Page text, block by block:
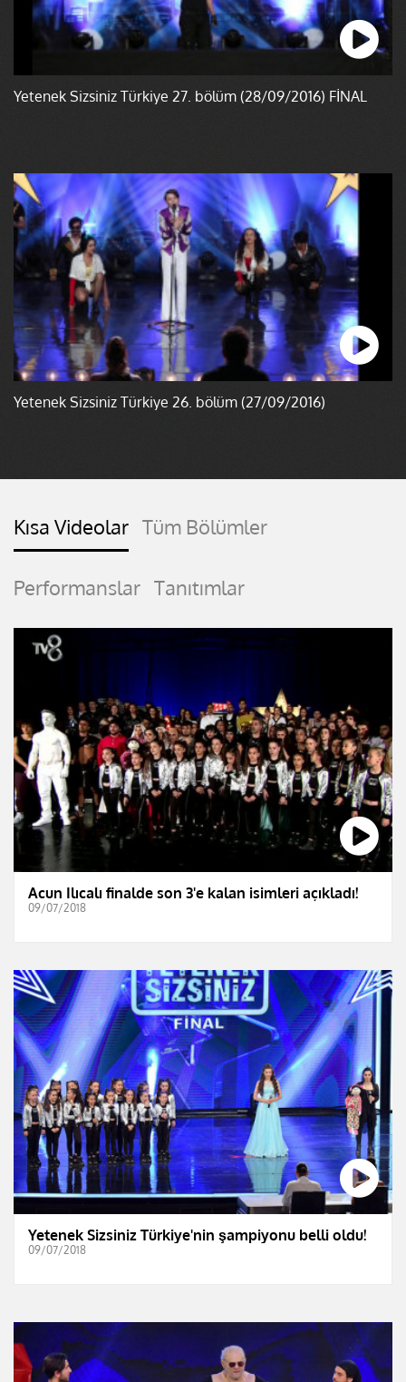
Yetenek Sizsiniz Türkiye 27. bölüm (28/09/2016) FİNAL
Yetenek Sizsiniz Türkiye 26. bölüm (27/09/2016)
Kısa Videolar Tüm Bölümler
Performanslar Tanıtımlar
Acun Ilıcalı finalde son 3'e kalan isimleri açıkladı!
09/07/2018
Yetenek Sizsiniz Türkiye'nin şampiyonu belli oldu!
09/07/2018